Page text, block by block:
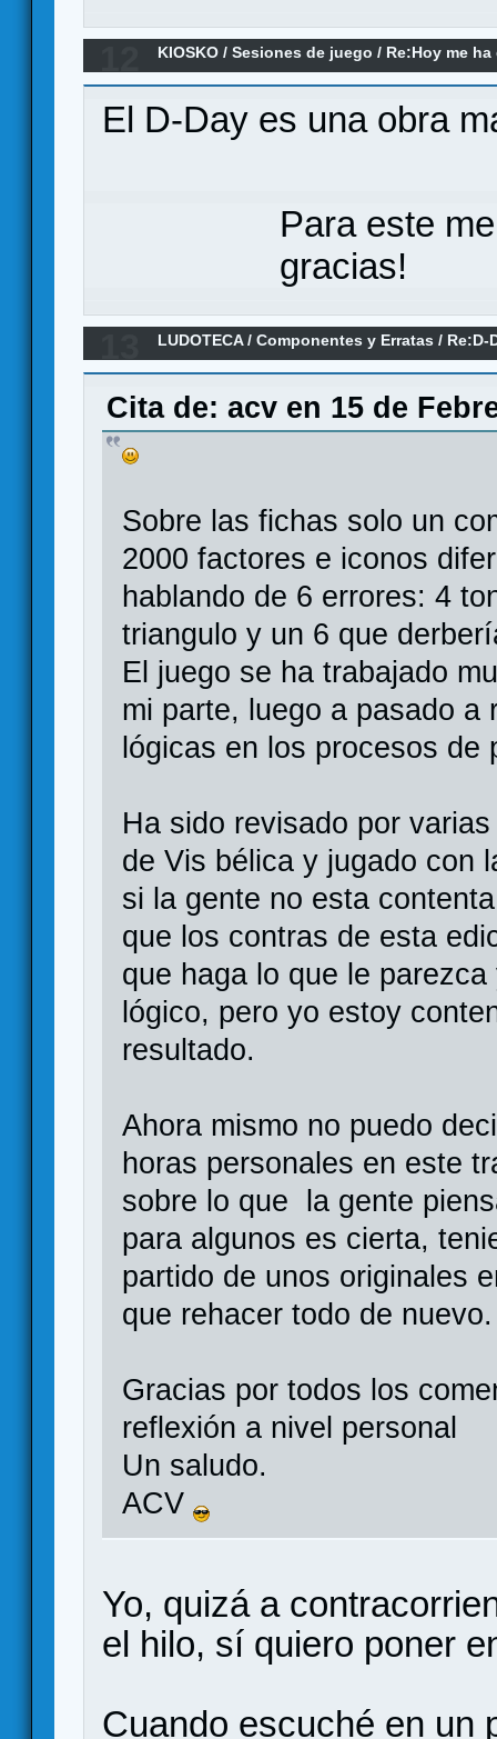
KIOSKO /Sesiones de juego / Re:Hoy me
El D-Day es una obra
Para este
gracias!
LUDOTECA/Componentes y Erratas / Re:D-
Cita de: acv en 15 de
Sobre las fichas solo un
2000 factores e iconos
hablando de 6 errores: 4
triangulo y un 6 que
El juego se ha trabajado
mi parte, luego a pasado a
lógicas en los procesos de
Ha sido revisado por
de Vis bélica y jugado con
si la gente no esta
que los contras de esta
que haga lo que le
lógico, pero yo estoy
resultado.
Ahora mismo no puedo
horas personales en este
sobre lo que la gente
para algunos es cierta,
partido de unos originales
que rehacer todo de nuevo.
Gracias por todos los
reflexión a nivel personal
Un saludo.
ACV
Yo, quizá a
el hilo, sí quiero poner
Cuando escuché en un